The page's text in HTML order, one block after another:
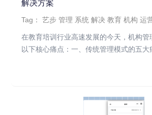
解决方案
Tag：艺步 管理 系统 解决 教育 机构 运
在教育培训行业高速发展的今天，机构管
以下核心痛点：一、传统管理模式的五大